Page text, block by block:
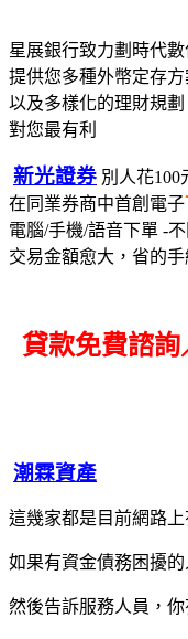
星展銀行致力劃時代
提供您多種外幣定存方
以及多樣化的理財規
對您最有利
新光證券 別人花100
在同業券商中首創電子
電腦/手機/語音下單 -
交易金額愈大，省的
貸款免費諮詢
潮霖資產
這幾家都是目前網路
如果有資金債務困擾
然後告訴服務人員，你